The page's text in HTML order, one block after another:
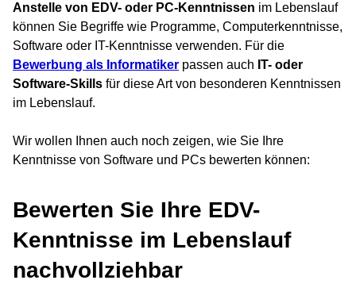
Anstelle von EDV- oder PC-Kenntnissen im Lebenslauf
können Sie Begriffe wie Programme, Computerkenntnisse,
Software oder IT-Kenntnisse verwenden. Für die
Bewerbung als Informatiker passen auch IT- oder
Software-Skills für diese Art von besonderen Kenntnissen
im Lebenslauf.
Wir wollen Ihnen auch noch zeigen, wie Sie Ihre
Kenntnisse von Software und PCs bewerten können:
Bewerten Sie Ihre EDV-
Kenntnisse im Lebenslauf
nachvollziehbar